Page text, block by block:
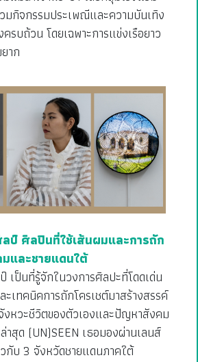
กิจกรรมประเพณีและความบันเทิง
รบถ้วน โดยเฉพาะการแข่งเรือยาว
าก
ศิลปินที่ใช้เส้นผมและการถัก
และชายแดนใต้
ป็นที่รู้จักในวงการศิลปะที่โดดเด่น
เทคนิคการถักโครเชต์มาสร้างสรรค์
หวะชีวิตของตัวเองและปัญหาสังคม
สุด (UN)SEEN เธอมองผ่านเลนส์
กับ 3 จังหวัดชายแดนภาคใต้